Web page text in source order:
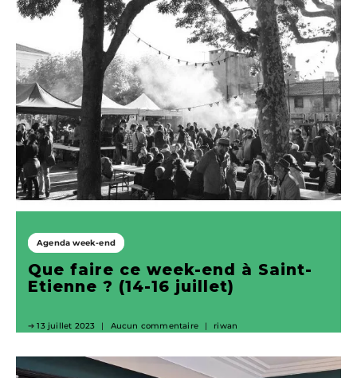
Agenda week-end
Que faire ce week-end à Saint-
Etienne ? (14-16 juillet)
13 juillet 2023 Aucun commentaire riwan